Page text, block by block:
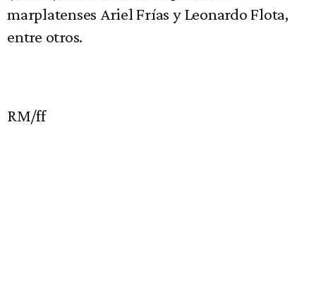
marplatenses Ariel Frías y Leonardo Flota,
entre otros.
RM/ff